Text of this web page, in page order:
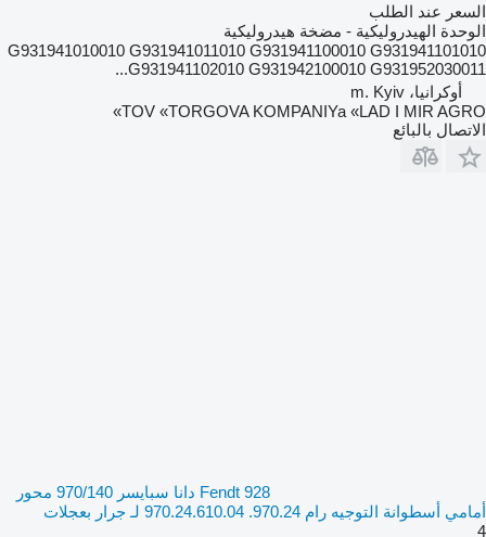
السعر عند الطلب
الوحدة الهيدروليكية - مضخة هيدروليكية
G931941010010 G931941011010 G931941100010 G931941101010
G931941102010 G931942100010 G931952030011...
أوكرانيا، m. Kyiv
TOV «TORGOVA KOMPANIYa «LAD I MIR AGRO»
الاتصال بالبائع
Fendt 928 دانا سبايسر 970/140 محور
أمامي أسطوانة التوجيه رام 970.24. 970.24.610.04 لـ جرار بعجلات
4